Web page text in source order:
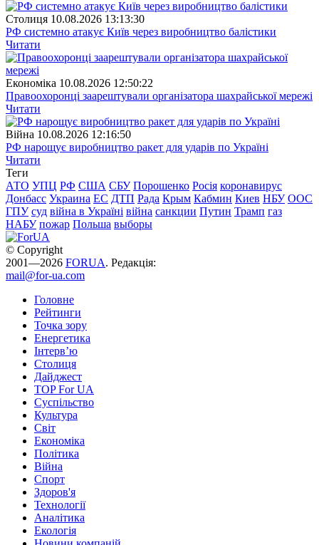
Столиця 10.08.2026 13:13:30
РФ системно атакує Київ через виробництво балістики
Читати
Економіка 10.08.2026 12:50:22
Правоохоронці заарештували організатора шахрайської мережі
Читати
Війна 10.08.2026 12:16:50
РФ нарощує виробництво ракет для ударів по Україні
Читати
Теги
АТО УПЦ РФ США СБУ Порошенко Росія коронавирус
Донбасс Украина ЕС ДТП Рада Крым Кабмин Киев НБУ ООС
ГПУ суд війна в Україні війна санкции Путин Трамп газ
НАБУ пожар Польша выборы
© Copyright
2001—2026 FORUA. Редакція:
mail@for-ua.com
Головне
Рейтинги
Точка зору
Енергетика
Інтерв’ю
Столиця
Дайджест
TOP For UA
Суспiльство
Культура
Світ
Економіка
Політика
Війна
Спорт
Здоров'я
Технології
Аналітика
Екологія